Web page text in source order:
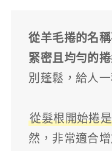
從羊毛捲的名
緊密且均勻的
別蓬鬆，給人
從髮根開始捲
然，非常適合